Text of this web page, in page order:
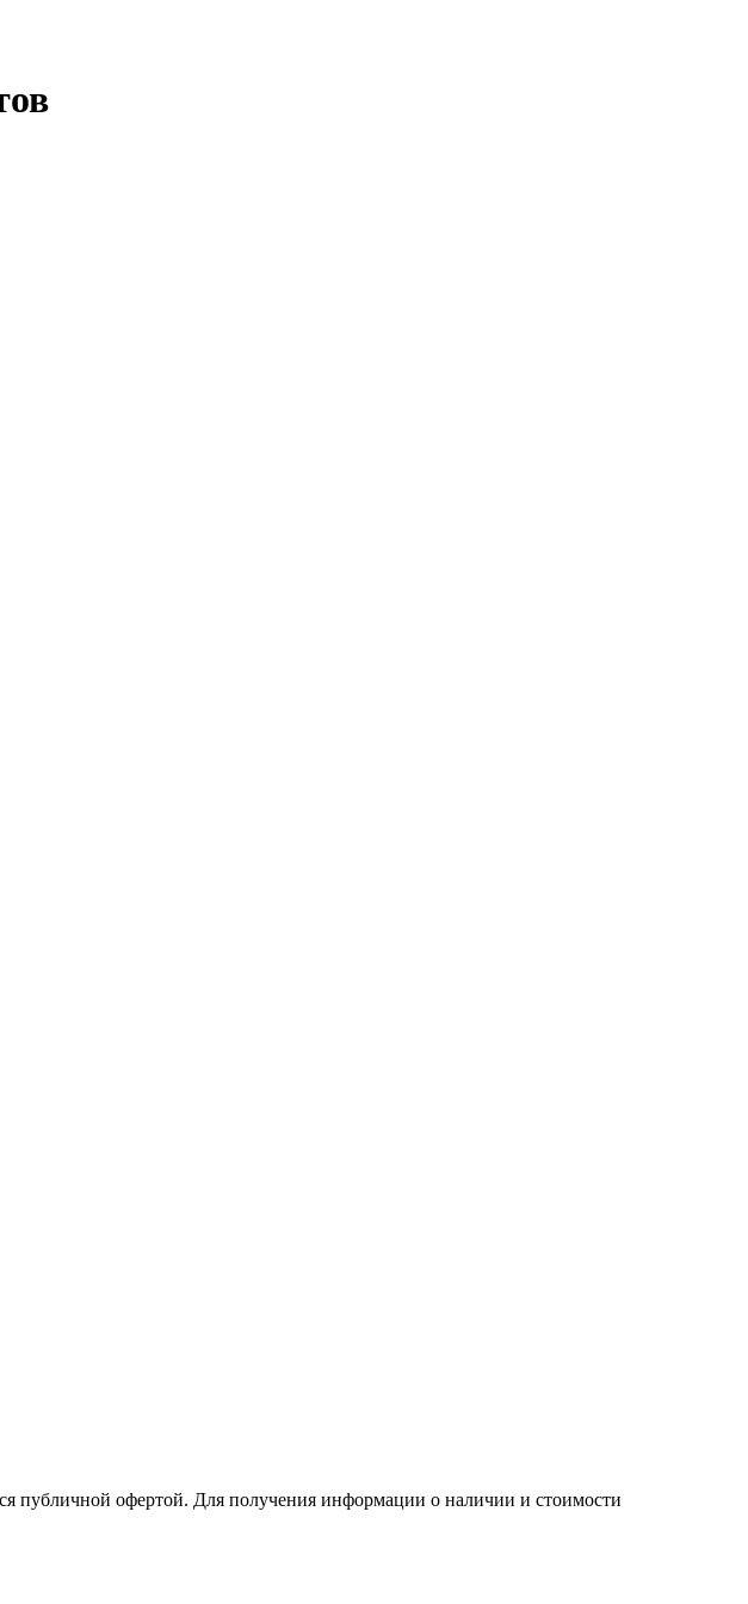
публичной офертой. Для получения информации о наличии и стоимости